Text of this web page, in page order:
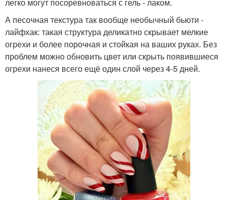
легко могут посоревноваться с гель - лаком.
А песочная текстура так вообще необычный бьюти -
лайфхак: такая структура деликатно скрывает мелкие
огрехи и более порочная и стойкая на ваших руках. Без
проблем можно обновить цвет или скрыть появившиеся
огрехи нанеся всего ещё один слой через 4-5 дней.